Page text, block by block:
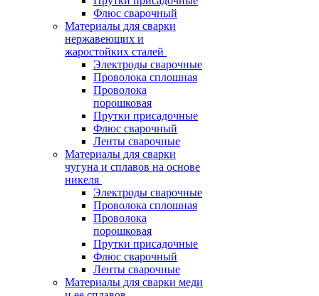
Флюс сварочный
Материалы для сварки
нержавеющих и
жаростойких сталей
Электроды сварочные
Проволока сплошная
Проволока
порошковая
Прутки присадочные
Флюс сварочный
Ленты сварочные
Материалы для сварки
чугуна и сплавов на основе
никеля
Электроды сварочные
Проволока сплошная
Проволока
порошковая
Прутки присадочные
Флюс сварочный
Ленты сварочные
Материалы для сварки меди